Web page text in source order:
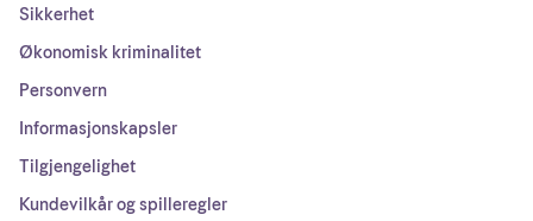
Sikkerhet
Økonomisk kriminalitet
Personvern
Informasjonskapsler
Tilgjengelighet
Kundevilkår og spilleregler